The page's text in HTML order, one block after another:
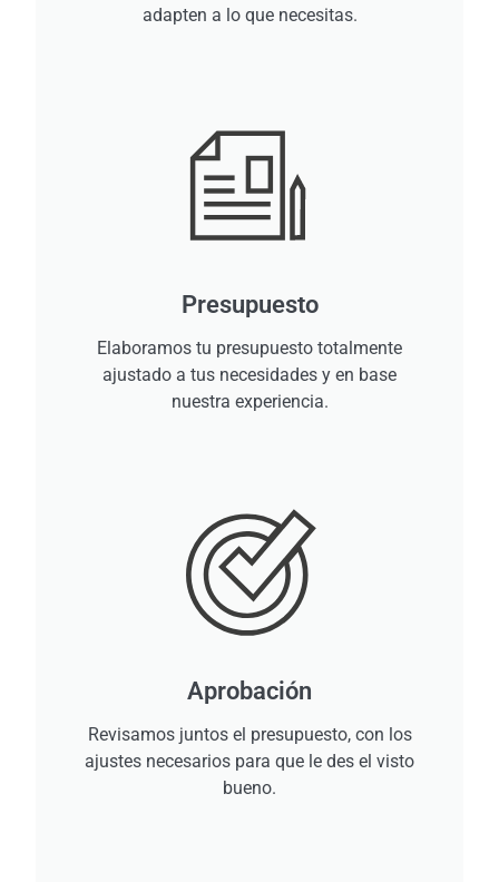
adapten a lo que necesitas.
Presupuesto
Elaboramos tu presupuesto totalmente
ajustado a tus necesidades y en base
nuestra experiencia.
Aprobación
Revisamos juntos el presupuesto, con los
ajustes necesarios para que le des el visto
bueno.